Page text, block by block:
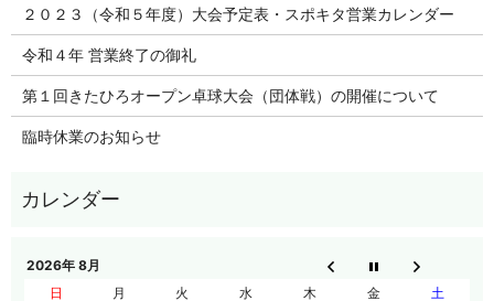
２０２３（令和５年度）大会予定表・スポキタ営業カレンダー
令和４年 営業終了の御礼
第１回きたひろオープン卓球大会（団体戦）の開催について
臨時休業のお知らせ
2026年 8月
日
月 火 水 木 金 土